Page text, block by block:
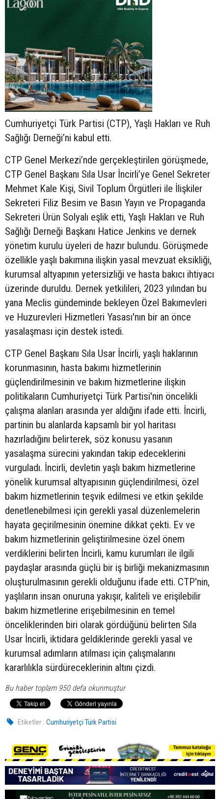
Cumhuriyetçi Türk Partisi (CTP), Yaşlı Hakları ve Ruh
Sağlığı Derneği’ni kabul etti.
CTP Genel Merkezi’nde gerçekleştirilen görüşmede,
CTP Genel Başkanı Sıla Usar İncirli’ye Genel Sekreter
Mehmet Kale Kişi, Sivil Toplum Örgütleri ile İlişkiler
Sekreteri Filiz Besim ve Basın Yayın ve Propaganda
Sekreteri Ürün Solyalı eşlik etti, Yaşlı Hakları ve Ruh
Sağlığı Derneği Başkanı Hatice Jenkins ve dernek
yönetim kurulu üyeleri de hazır bulundu. Görüşmede
özellikle yaşlı bakımına ilişkin yasal mevzuat eksikliği,
kurumsal altyapının yetersizliği ve hasta bakıcı ihtiyacı
üzerinde duruldu. Dernek yetkilileri, 2023 yılından bu
yana Meclis gündeminde bekleyen Özel Bakımevleri
ve Huzurevleri Hizmetleri Yasası'nın bir an önce
yasalaşması için destek istedi.
CTP Genel Başkanı Sıla Usar İncirli, yaşlı haklarının
korunmasının, hasta bakımı hizmetlerinin
güçlendirilmesinin ve bakım hizmetlerine ilişkin
politikaların Cumhuriyetçi Türk Partisi'nin öncelikli
çalışma alanları arasında yer aldığını ifade etti. İncirli,
partinin bu alanlarda kapsamlı bir yol haritası
hazırladığını belirterek, söz konusu yasanın
yasalaşma sürecini yakından takip edeceklerini
vurguladı. İncirli, devletin yaşlı bakım hizmetlerine
yönelik kurumsal altyapısının güçlendirilmesi, özel
bakım hizmetlerinin teşvik edilmesi ve etkin şekilde
denetlenebilmesi için gerekli yasal düzenlemelerin
hayata geçirilmesinin önemine dikkat çekti. Ev ve
bakım hizmetlerinin geliştirilmesine özel önem
verdiklerini belirten İncirli, kamu kurumları ile ilgili
paydaşlar arasında güçlü bir iş birliği mekanizmasının
oluşturulmasının gerekli olduğunu ifade etti. CTP'nin,
yaşlıların insan onuruna yakışır, kaliteli ve erişilebilir
bakım hizmetlerine erişebilmesinin en temel
önceliklerinden biri olarak gördüğünü belirten Sıla
Usar İncirli, iktidara geldiklerinde gerekli yasal ve
kurumsal adımların atılması için çalışmalarını
kararlılıkla sürdüreceklerinin altını çizdi.
Bu haber toplam 950 defa okunmuştur
Etiketler : Cumhuriyetçi Türk Partisi